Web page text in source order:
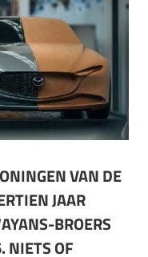
VAN DE
JAAR
BROERS
NIETS OF